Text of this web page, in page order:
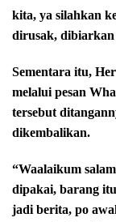
kita, ya silahkan
dirusak,
Sementara itu,
melalui pesan
tersebut
dikembalikan.
“Waalaikum
dipakai, barang
jadi berita, po